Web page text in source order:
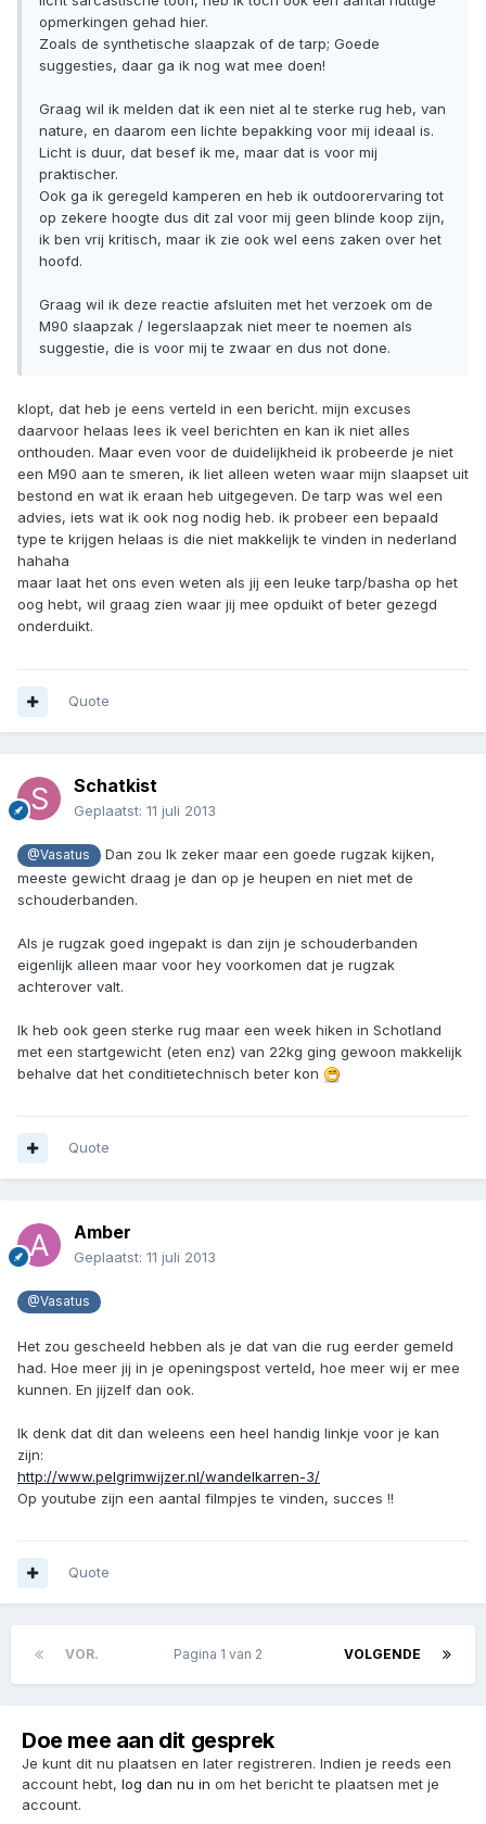
opmerkingen gehad hier.
Zoals de synthetische slaapzak of de tarp; Goede
suggesties, daar ga ik nog wat mee doen!
Graag wil ik melden dat ik een niet al te sterke rug heb, van
nature, en daarom een lichte bepakking voor mij ideaal is.
Licht is duur, dat besef ik me, maar dat is voor mij
praktischer.
Ook ga ik geregeld kamperen en heb ik outdoorervaring tot
op zekere hoogte dus dit zal voor mij geen blinde koop zijn,
ik ben vrij kritisch, maar ik zie ook wel eens zaken over het
hoofd.
Graag wil ik deze reactie afsluiten met het verzoek om de
M90 slaapzak / legerslaapzak niet meer te noemen als
suggestie, die is voor mij te zwaar en dus not done.
klopt, dat heb je eens verteld in een bericht. mijn excuses
daarvoor helaas lees ik veel berichten en kan ik niet alles
onthouden. Maar even voor de duidelijkheid ik probeerde je niet
een M90 aan te smeren, ik liet alleen weten waar mijn slaapset uit
bestond en wat ik eraan heb uitgegeven. De tarp was wel een
advies, iets wat ik ook nog nodig heb. ik probeer een bepaald
type te krijgen helaas is die niet makkelijk te vinden in nederland
hahaha
maar laat het ons even weten als jij een leuke tarp/basha op het
oog hebt, wil graag zien waar jij mee opduikt of beter gezegd
onderduikt.
Quote
Schatkist
Geplaatst: 11 juli 2013
@Vasatus
Dan zou Ik zeker maar een goede rugzak kijken,
meeste gewicht draag je dan op je heupen en niet met de
schouderbanden.
Als je rugzak goed ingepakt is dan zijn je schouderbanden
eigenlijk alleen maar voor hey voorkomen dat je rugzak
achterover valt.
Ik heb ook geen sterke rug maar een week hiken in Schotland
met een startgewicht (eten enz) van 22kg ging gewoon makkelijk
behalve dat het conditietechnisch beter kon
Quote
Amber
Geplaatst: 11 juli 2013
@Vasatus
Het zou gescheeld hebben als je dat van die rug eerder gemeld
had. Hoe meer jij in je openingspost verteld, hoe meer wij er mee
kunnen. En jijzelf dan ook.
Ik denk dat dit dan weleens een heel handig linkje voor je kan
zijn:
http://www.pelgrimwijzer.nl/wandelkarren-3/
Op youtube zijn een aantal filmpjes te vinden, succes !!
Quote
VOR. VOLGENDE
Pagina 1 van 2
Doe mee aan dit gesprek
Je kunt dit nu plaatsen en later registreren. Indien je reeds een
account hebt, log dan nu in om het bericht te plaatsen met je
account.